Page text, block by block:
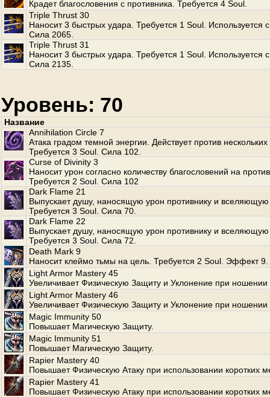
Крадет благословения с противника. Требуется 4 Soul.
Triple Thrust 30
Наносит 3 быстрых удара. Требуется 1 Soul. Используется
Сила 2065.
Triple Thrust 31
Наносит 3 быстрых удара. Требуется 1 Soul. Используется
Сила 2135.
Уровень: 70
Название
Annihilation Circle 7
Атака градом темной энергии. Действует против
Требуется 3 Soul. Сила 102.
Curse of Divinity 3
Наносит урон согласно количеству благословений на
Требуется 2 Soul. Сила 102
Dark Flame 21
Выпускает душу, наносящую урон противнику и вселяющую
Требуется 3 Soul. Сила 70.
Dark Flame 22
Выпускает душу, наносящую урон противнику и вселяющую
Требуется 3 Soul. Сила 72.
Death Mark 9
Наносит клеймо тьмы на цель. Требуется 2 Soul. Эффект 9.
Light Armor Mastery 45
Увеличивает Физическую Защиту и Уклонение при ношении
Light Armor Mastery 46
Увеличивает Физическую Защиту и Уклонение при ношении
Magic Immunity 50
Повышает Магическую Защиту.
Magic Immunity 51
Повышает Магическую Защиту.
Rapier Mastery 40
Повышает Физическую Атаку при использовании коротких
Rapier Mastery 41
Повышает Физическую Атаку при использовании коротких